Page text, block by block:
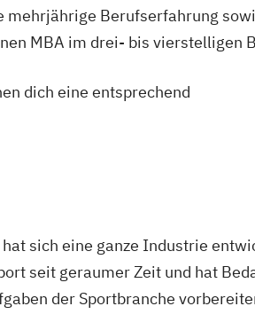
mehrjährige Berufserfahrung
MBA im drei- bis vierstelligen
dich eine entsprechend
sich eine ganze Industrie
seit geraumer Zeit und hat
der Sportbranche